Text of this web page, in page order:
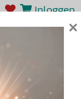
Inloggen
×